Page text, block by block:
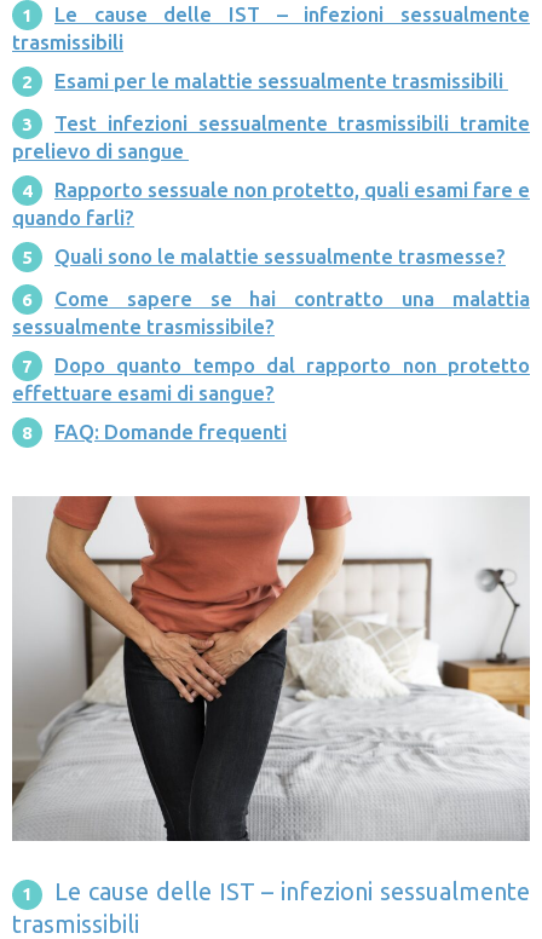
Le cause delle IST – infezioni sessualmente
trasmissibili
Esami per le malattie sessualmente trasmissibili
Test infezioni sessualmente trasmissibili tramite
prelievo di sangue
Rapporto sessuale non protetto, quali esami fare e
quando farli?
Quali sono le malattie sessualmente trasmesse?
Come sapere se hai contratto una malattia
sessualmente trasmissibile?
Dopo quanto tempo dal rapporto non protetto
effettuare esami di sangue?
FAQ: Domande frequenti
Le cause delle IST – infezioni sessualmente
trasmissibili